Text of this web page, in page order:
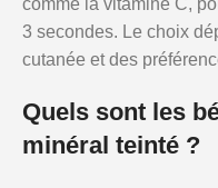
comme la vitamine C,
3 secondes. Le choix
cutanée et des
Quels sont les
minéral teinté ?